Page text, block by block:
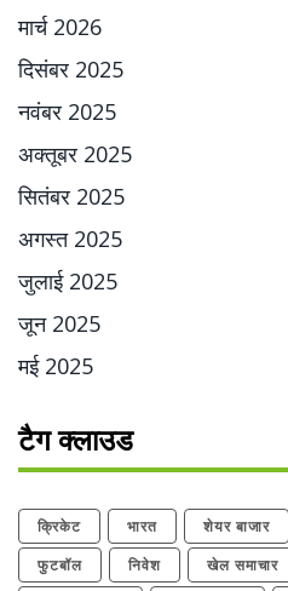
मार्च 2026
दिसंबर 2025
नवंबर 2025
अक्तूबर 2025
सितंबर 2025
अगस्त 2025
जुलाई 2025
जून 2025
मई 2025
टैग क्लाउड
क्रिकेट भारत शेयर बाजार
फुटबॉल
निवेश खेल समाचार